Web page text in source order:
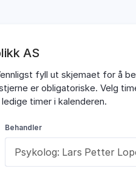
AS
fyll ut skjemaet for å
er obligatoriske. Velg
timer i kalenderen.
Behandler